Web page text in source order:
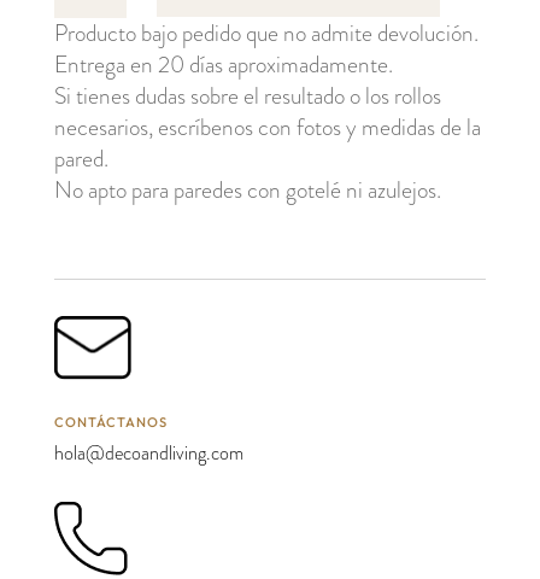
Solen
cantidad
Producto bajo pedido que no admite devolución.
Entrega en 20 días aproximadamente.
Si tienes dudas sobre el resultado o los rollos
necesarios, escríbenos con fotos y medidas de la
pared.
No apto para paredes con gotelé ni azulejos.
CONTÁCTANOS
hola@decoandliving.com